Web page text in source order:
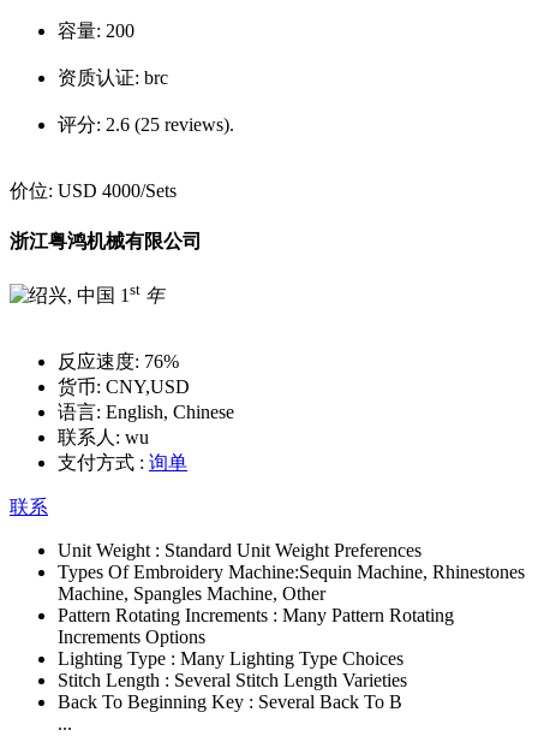
容量: 200
资质认证: brc
评分: 2.6 (25 reviews).
价位: USD 4000/Sets
浙江粤鸿机械有限公司
1 st 年
反应速度: 76%
货币: CNY,USD
语言: English, Chinese
联系人: wu
支付方式 : 询单
联系
Unit Weight : Standard Unit Weight Preferences
Types Of Embroidery Machine:Sequin Machine, Rhinestones
Machine, Spangles Machine, Other
Pattern Rotating Increments : Many Pattern Rotating
Increments Options
Lighting Type : Many Lighting Type Choices
Stitch Length : Several Stitch Length Varieties
Back To Beginning Key : Several Back To B
...